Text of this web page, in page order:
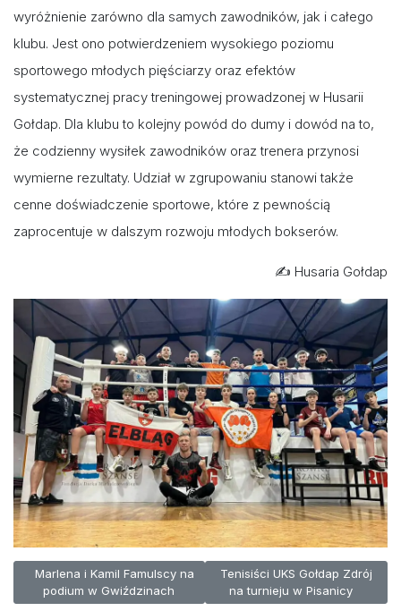
wyróżnienie zarówno dla samych zawodników, jak i całego
klubu. Jest ono potwierdzeniem wysokiego poziomu
sportowego młodych pięściarzy oraz efektów
systematycznej pracy treningowej prowadzonej w Husarii
Gołdap. Dla klubu to kolejny powód do dumy i dowód na to,
że codzienny wysiłek zawodników oraz trenera przynosi
wymierne rezultaty. Udział w zgrupowaniu stanowi także
cenne doświadczenie sportowe, które z pewnością
zaprocentuje w dalszym rozwoju młodych bokserów.
✍️ Husaria Gołdap
Poprzednia strona: Marlena i Kamil Famulscy na podium w
Marlena i Kamil Famulscy na
podium w Gwiździnach
Następna strona: Tenisiści
Tenisiści UKS Gołdap Zdrój
na turnieju w Pisanicy